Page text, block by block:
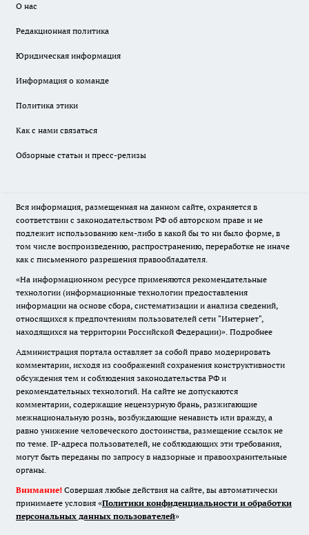
О нас
Редакционная политика
Юридическая информация
Информация о команде
Политика этики
Как с нами связаться
Обзорные статьи и пресс-релизы
Вся информация, размещенная на данном сайте, охраняется в
соответствии с законодательством РФ об авторском праве и не
подлежит использованию кем-либо в какой бы то ни было форме, в
том числе воспроизведению, распространению, переработке не иначе
как с письменного разрешения правообладателя.
«На информационном ресурсе применяются рекомендательные
технологии (информационные технологии предоставления
информации на основе сбора, систематизации и анализа сведений,
относящихся к предпочтениям пользователей сети "Интернет",
находящихся на территории Российской Федерации)». Подробнее
Администрация портала оставляет за собой право модерировать
комментарии, исходя из соображений сохранения конструктивности
обсуждения тем и соблюдения законодательства РФ и
рекомендательных технологий. На сайте не допускаются
комментарии, содержащие нецензурную брань, разжигающие
межнациональную рознь, возбуждающие ненависть или вражду, а
равно унижение человеческого достоинства, размещение ссылок не
по теме. IP-адреса пользователей, не соблюдающих эти требования,
могут быть переданы по запросу в надзорные и правоохранительные
органы.
Внимание! Совершая любые действия на сайте, вы автоматически
принимаете условия «Политики конфиденциальности и обработки
персональных данных пользователей»